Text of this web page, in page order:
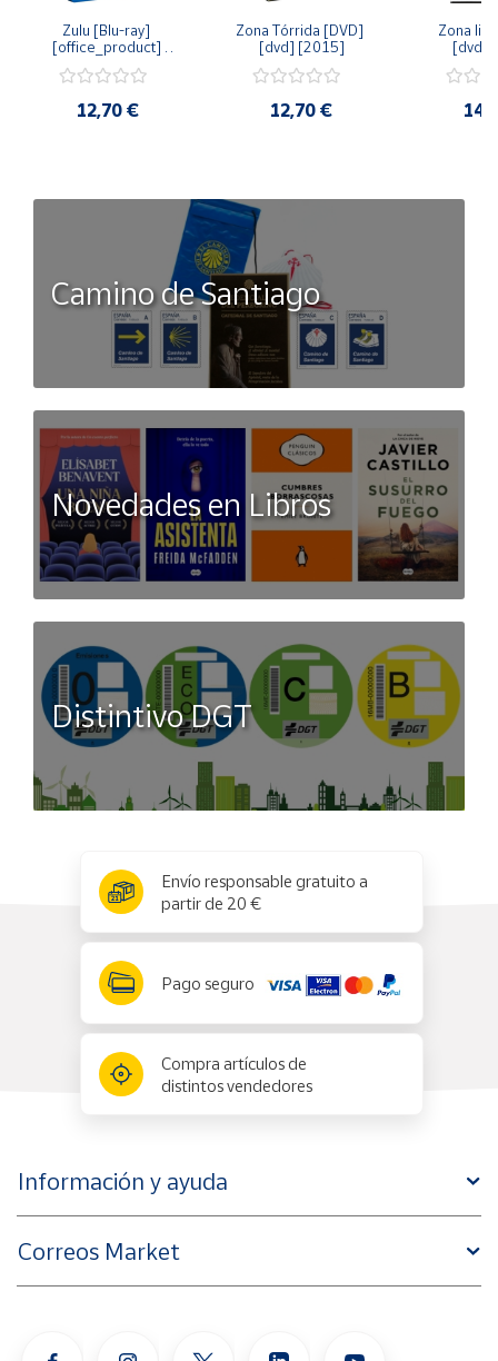
Zulu [Blu-ray]
[office_product]
12,70 €
Zona Tórrida [DVD]
[dvd] [2015]
12,70 €
Zona
[dvd]
Camino de Santiago
Novedades en Libros
Distintivo DGT
Envío responsable gratuito a
partir de 20 €
Pago seguro
Compra artículos de
distintos vendedores
Información y ayuda
Correos Market